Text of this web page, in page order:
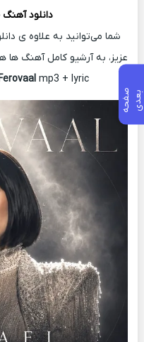
دانلود
شما می‌توانید به علاوه ی
عزیز، به آرشیو کامل آهنگ
mp3 + lyric
ص
ف
ح
ه ب ع
د ی